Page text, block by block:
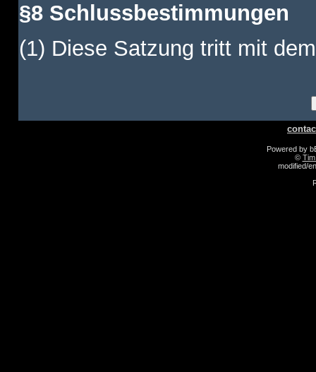
§8 Schlussbestimmungen
(1) Diese Satzung tritt mit
Powered by
©
modified/